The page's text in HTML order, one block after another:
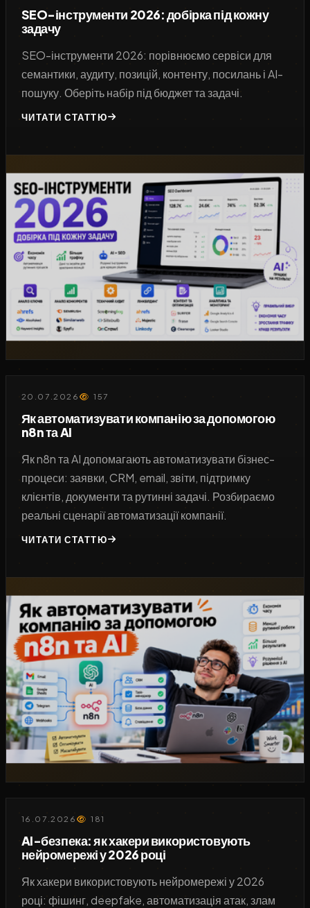
SEO-інструменти 2026: добірка під кожну
задачу
SEO-інструменти 2026: порівнюємо сервіси для
семантики, аудиту, позицій, контенту, посилань і AI-
пошуку. Оберіть набір під бюджет та задачі.
ЧИТАТИ СТАТТЮ
20.07.2026 157
Як автоматизувати компанію за допомогою
n8n та AI
Як n8n та AI допомагають автоматизувати бізнес-
процеси: заявки, CRM, email, звіти, підтримку
клієнтів, документи та рутинні задачі. Розбираємо
реальні сценарії автоматизації компанії.
ЧИТАТИ СТАТТЮ
16.07.2026 181
AI-безпека: як хакери використовують
нейромережі у 2026 році
Як хакери використовують нейромережі у 2026
році: фішинг, deepfake, автоматизація атак, злам